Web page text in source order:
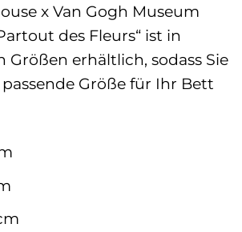
x Van Gogh Museum
des Fleurs“ ist in
Größen erhältlich, sodass Sie
Größe für Ihr Bett